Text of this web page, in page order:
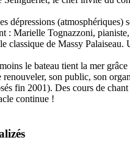
dépressions (atmosphériques)
: Marielle Tognazzoni,
classique de Massy Palaiseau.
le bateau tient la mer
renouveler, son public, son
fin 2001). Des cours de
continue !